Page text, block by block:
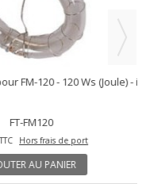
Ws (Joule) - illuStar
port